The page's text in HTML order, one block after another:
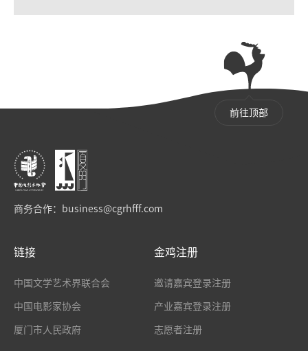
前往顶部
商务合作： business@cgrhfff.com
链接
中国文学艺术界联合会
中国电影家协会
厦门市人民政府
金鸡注册
邀请嘉宾登录注册
产业嘉宾登录注册
志愿者注册